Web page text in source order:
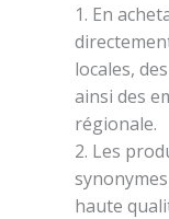
1. En
locales,
ainsi des
régionale.
2. Les
haute